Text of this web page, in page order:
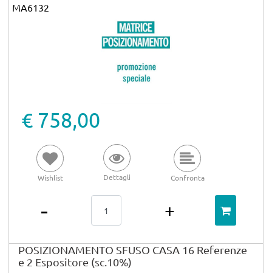
MA6132
€ 758,00
Wishlist Dettagli Confronta
POSIZIONAMENTO SFUSO CASA 16 Referenze
e 2 Espositore (sc.10%)